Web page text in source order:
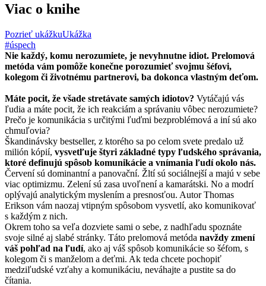
Viac o knihe
Pozrieť ukážkuUkážka
#úspech
Nie každý, komu nerozumiete, je nevyhnutne idiot. Prelomová
metóda vám pomôže konečne porozumieť svojmu šéfovi,
kolegom či životnému partnerovi, ba dokonca vlastným deťom.
Máte pocit, že všade stretávate samých idiotov? Vytáčajú vás
ľudia a máte pocit, že ich reakciám a správaniu vôbec nerozumiete?
Prečo je komunikácia s určitými ľuďmi bezproblémová a iní sú ako
chmuľovia?
Škandinávsky bestseller, z ktorého sa po celom svete predalo už
milión kópií, vysvetľuje štyri základné typy ľudského správania,
ktoré definujú spôsob komunikácie a vnímania ľudí okolo nás.
Červení sú dominantní a panovační. Žltí sú sociálnejší a majú v sebe
viac optimizmu. Zelení sú zasa uvoľnení a kamarátski. No a modrí
oplývajú analytickým myslením a presnosťou. Autor Thomas
Erikson vám naozaj vtipným spôsobom vysvetlí, ako komunikovať
s každým z nich.
Okrem toho sa veľa dozviete sami o sebe, z nadhľadu spoznáte
svoje silné aj slabé stránky. Táto prelomová metóda navždy zmení
váš pohľad na ľudí, ako aj váš spôsob komunikácie so šéfom, s
kolegom či s manželom a deťmi. Ak teda chcete pochopiť
medziľudské vzťahy a komunikáciu, neváhajte a pustite sa do
čítania.